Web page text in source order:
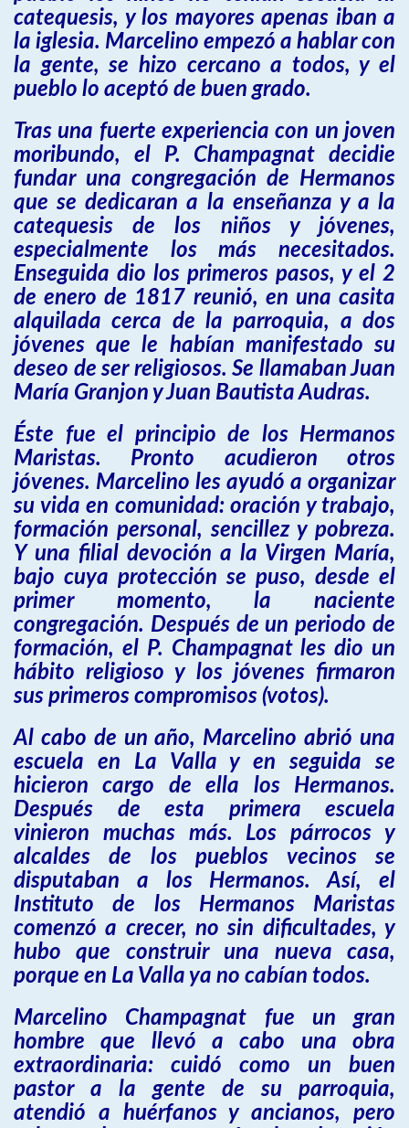
catequesis, y los mayores apenas iban a
la iglesia. Marcelino empezó a hablar con
la gente, se hizo cercano a todos, y el
pueblo lo aceptó de buen grado.
Tras una fuerte experiencia con un joven
moribundo, el P. Champagnat decidie
fundar una congregación de Hermanos
que se dedicaran a la enseñanza y a la
catequesis de los niños y jóvenes,
especialmente los más necesitados.
Enseguida dio los primeros pasos, y el 2
de enero de 1817 reunió, en una casita
alquilada cerca de la parroquia, a dos
jóvenes que le habían manifestado su
deseo de ser religiosos. Se llamaban Juan
María Granjon y Juan Bautista Audras.
Éste fue el principio de los Hermanos
Maristas. Pronto acudieron otros
jóvenes. Marcelino les ayudó a organizar
su vida en comunidad: oración y trabajo,
formación personal, sencillez y pobreza.
Y una filial devoción a la Virgen María,
bajo cuya protección se puso, desde el
primer momento, la naciente
congregación. Después de un periodo de
formación, el P. Champagnat les dio un
hábito religioso y los jóvenes firmaron
sus primeros compromisos (votos).
Al cabo de un año, Marcelino abrió una
escuela en La Valla y en seguida se
hicieron cargo de ella los Hermanos.
Después de esta primera escuela
vinieron muchas más. Los párrocos y
alcaldes de los pueblos vecinos se
disputaban a los Hermanos. Así, el
Instituto de los Hermanos Maristas
comenzó a crecer, no sin dificultades, y
hubo que construir una nueva casa,
porque en La Valla ya no cabían todos.
Marcelino Champagnat fue un gran
hombre que llevó a cabo una obra
extraordinaria: cuidó como un buen
pastor a la gente de su parroquia,
atendió a huérfanos y ancianos, pero